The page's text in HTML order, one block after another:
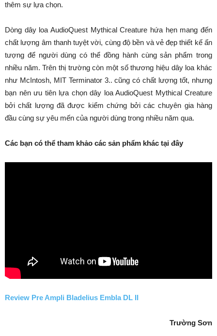
thêm sự lựa chọn.
Dòng dây loa AudioQuest Mythical Creature hứa hẹn mang đến
chất lượng âm thanh tuyệt vời, cùng độ bền và vẻ đẹp thiết kế ấn
tượng để người dùng có thể đồng hành cùng sản phẩm trong
nhiều năm. Trên thị trường còn một số thương hiệu dây loa khác
như McIntosh, MIT Terminator 3.. cũng có chất lượng tốt, nhưng
bạn nên ưu tiên lựa chọn dây loa AudioQuest Mythical Creature
bởi chất lượng đã được kiểm chứng bởi các chuyên gia hàng
đầu cùng sự yêu mến của người dùng trong nhiều năm qua.
Các bạn có thể tham khảo các sản phẩm khác tại đây
Review Pre Ampli Bladelius Embla DL II
Trường Sơn